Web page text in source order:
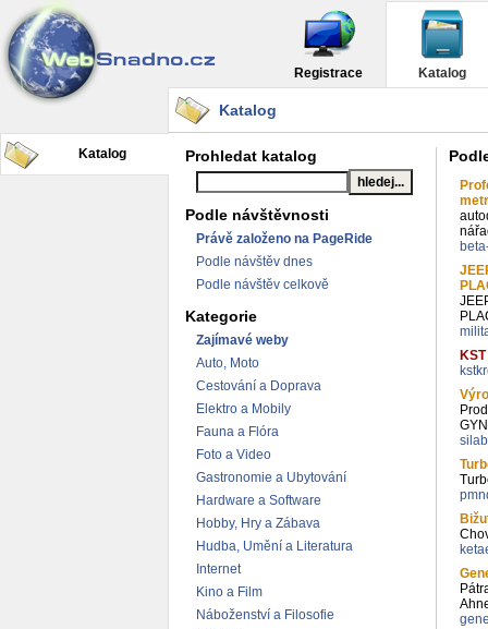
Registrace Katalog
Katalog
Katalog
Prohledat katalog
Podle návštěvnosti
Právě založeno na PageRide
Podle návštěv dnes
Podle návštěv celkově
Kategorie
Zajímavé weby
Auto, Moto
Cestování a Doprava
Elektro a Mobily
Fauna a Flóra
Foto a Video
Gastronomie a Ubytování
Hardware a Software
Hobby, Hry a Zábava
Hudba, Umění a Literatura
Internet
Kino a Film
Náboženství a Filosofie